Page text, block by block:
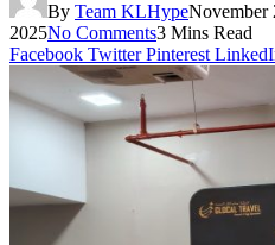
By Team KLHypeNovember
2025No Comments3 Mins Read
Facebook Twitter Pinterest